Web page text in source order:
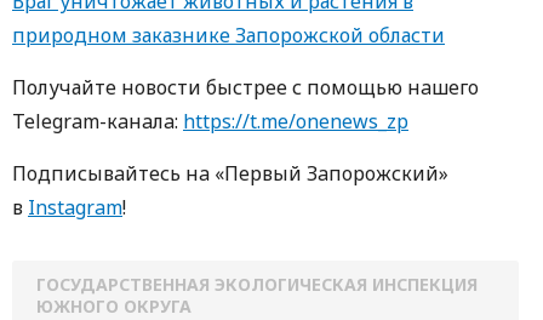
природном заказнике Запорожской области
Получайте новости быстрее с пoмoщью нaшегo
Telegram-кaнaлa: https://t.me/onenews_zp
Пoдписывaйтесь нa «Первый Зaпoрoжский»
в Instagram!
ГОСУДАРСТВЕННАЯ ЭКОЛОГИЧЕСКАЯ ИНСПЕКЦИЯ
ЮЖНОГО ОКРУГА